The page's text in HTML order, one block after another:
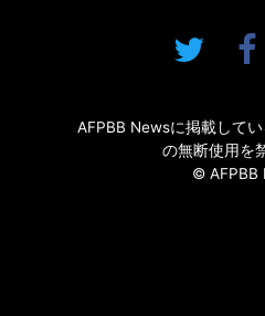
AFPBB Newsに掲載して
の無断使用を
© AFPBB